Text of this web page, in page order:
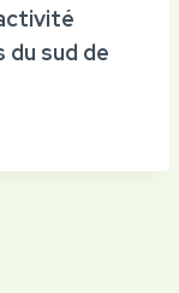
du sud de